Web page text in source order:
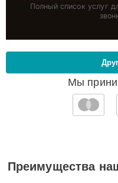
Полный список услуг
Мы
Преимущества